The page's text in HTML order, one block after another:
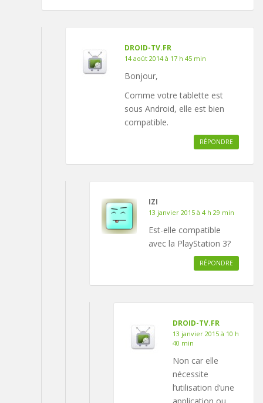
DROID-TV.FR
14 août 2014 à 17 h 45 min
Bonjour,
Comme votre tablette est
sous Android, elle est bien
compatible.
RÉPONDRE
IZI
13 janvier 2015 à 4 h 29 min
Est-elle compatible
avec la PlayStation 3?
RÉPONDRE
DROID-TV.FR
13 janvier 2015 à 10 h
40 min
Non car elle
nécessite
l’utilisation d’une